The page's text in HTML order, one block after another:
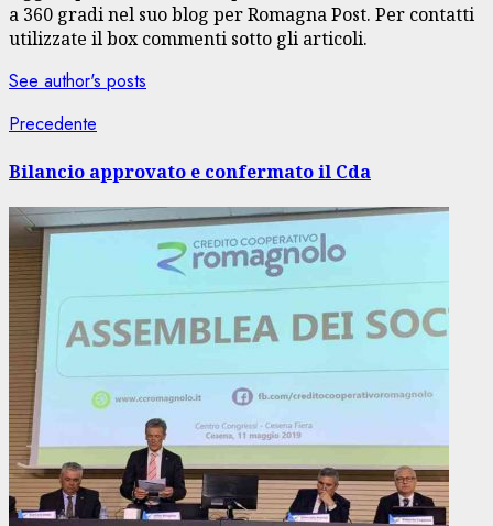
a 360 gradi nel suo blog per Romagna Post. Per contatti
utilizzate il box commenti sotto gli articoli.
See author's posts
Navigazione
articolo
Precedente
Bilancio approvato e confermato il Cda